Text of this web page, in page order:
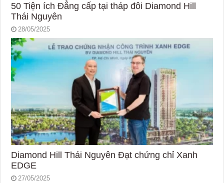
50 Tiện ích Đẳng cấp tại tháp đôi Diamond Hill
Thái Nguyên
28/05/2025
Diamond Hill Thái Nguyên Đạt chứng chỉ Xanh
EDGE
27/05/2025